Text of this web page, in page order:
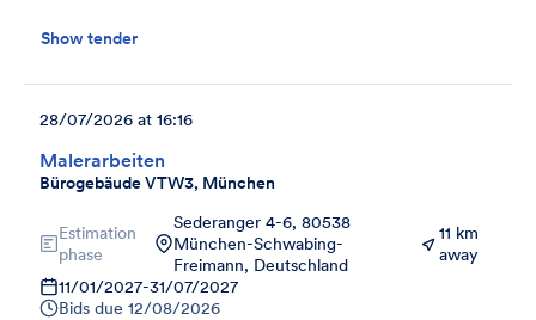
Show tender
Malerarbeiten
Bürogebäude VTW3, München
28/07/2026 at 16:16
Estimation
phase
Sederanger 4-6, 80538
München-Schwabing-
Freimann, Deutschland
11 km
away
11/01/2027-31/07/2027
Bids due 12/08/2026